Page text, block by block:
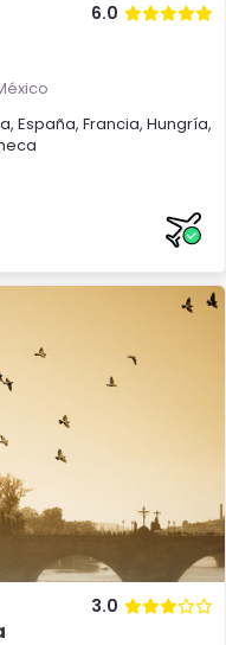
6.0
, España, Francia, Hungría,
3.0